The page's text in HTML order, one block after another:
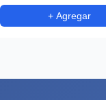
+ Agregar